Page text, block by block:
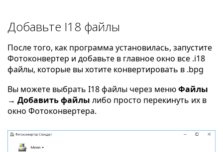
Добавьте I18 файлы
После того, как программа установилась, запустите
Фотоконвертер и добавьте в главное окно все .i18
файлы, которые вы хотите конвертировать в .bpg
Вы можете выбрать I18 файлы через менюФайлы
→ Добавить файлы либо просто перекинуть их в
окно Фотоконвертера.